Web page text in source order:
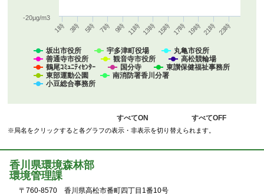
坂出市役所 宇多津町役場
丸亀市役所
善通寺市役所
観音寺市役所
高松競輪場
鶴尾ｺﾐｭﾆﾃｨｾﾝﾀｰ
国分寺
東讃保健福祉事務所
東部運動公園
南消防署香川分署
小豆総合事務所
1時 3時 5時 7時 9時 11時 13時 15時 17時 19時 21時 23時
-20μg/m3
すべてON すべてOFF
※局名をクリックすると各グラフの表示・非表示を切り替えられます。
香川県環境森林部
環境管理課
〒760-8570 香川県高松市番町四丁目1番10号